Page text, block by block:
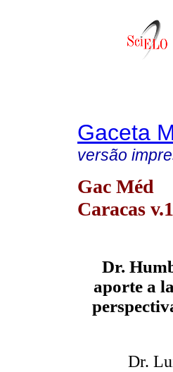
Gaceta
versão
Gac Méd
Caracas
Dr.
aporte a
Dr.